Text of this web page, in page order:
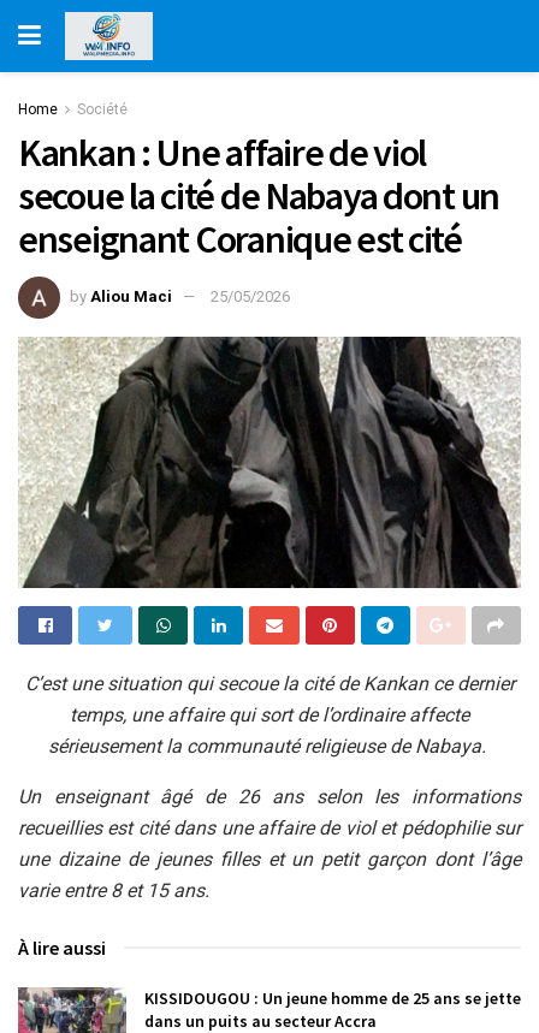
Home Société
Kankan : Une affaire de viol
secoue la cité de Nabaya dont un
enseignant Coranique est cité
by Aliou Maci 25/05/2026
C’est une situation qui secoue la cité de Kankan ce dernier
temps, une affaire qui sort de l’ordinaire affecte
sérieusement la communauté religieuse de Nabaya.
Un enseignant âgé de 26 ans selon les informations
recueillies est cité dans une affaire de viol et pédophilie sur
une dizaine de jeunes filles et un petit garçon dont l’âge
varie entre 8 et 15 ans.
À lire aussi
KISSIDOUGOU : Un jeune homme de 25 ans se jette
dans un puits au secteur Accra